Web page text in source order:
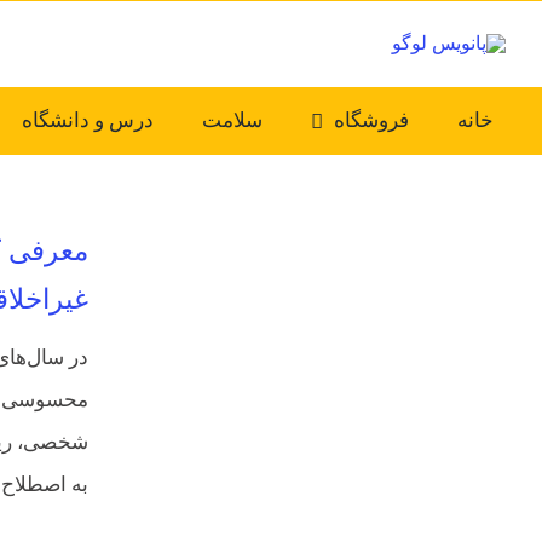
content
خانه فروشگاه سلامت درس و دانشگاه
معرفی
در
محسوسی
شخصی،
به